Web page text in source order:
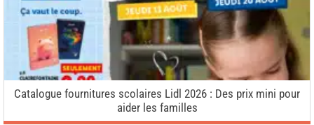
Catalogue fournitures scolaires Lidl 2026 : Des prix mini pour
aider les familles